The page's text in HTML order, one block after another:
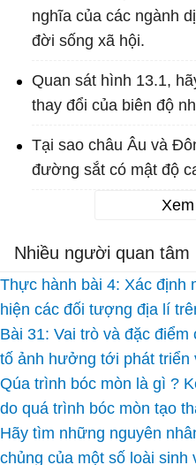
nghĩa của các ngành
đời sống xã hội.
Quan sát hình 13.1,
thay đổi của biên độ
Tại sao châu Âu và
đường sắt có mật độ
Nhiều người quan tâm
Thực hành bài 4: Xác định
hiện các đối tượng địa lí
Bài 31: Vai trò và đặc
tố ảnh hưởng tới phát triển
Qúa trình bóc mòn là gì ?
do quá trình bóc mòn tạo
Hãy tìm những nguyên
chủng của một số loài